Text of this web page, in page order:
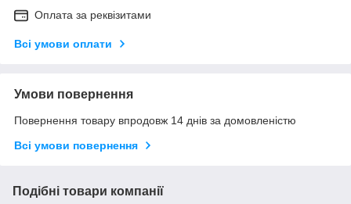
Оплата за реквізитами
Всі умови оплати
Умови повернення
Повернення товару впродовж 14 днів за домовленістю
Всі умови повернення
Подібні товари компанії